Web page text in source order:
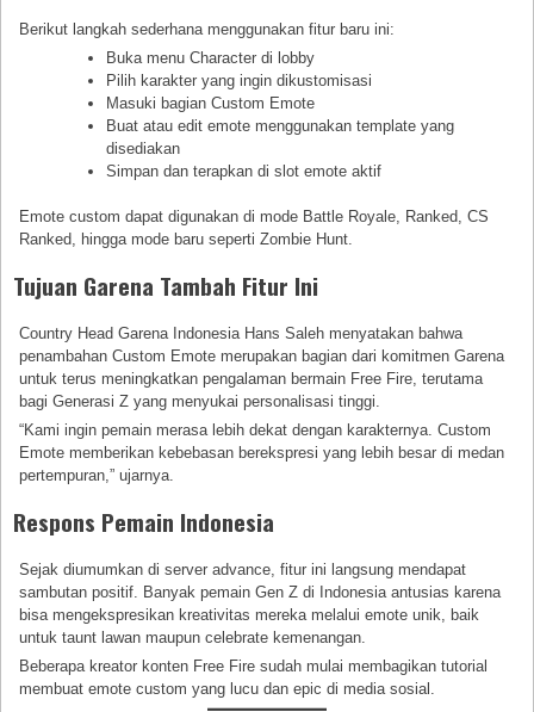
Berikut langkah sederhana menggunakan fitur baru ini:
Buka menu Character di lobby
Pilih karakter yang ingin dikustomisasi
Masuki bagian Custom Emote
Buat atau edit emote menggunakan template yang
disediakan
Simpan dan terapkan di slot emote aktif
Emote custom dapat digunakan di mode Battle Royale, Ranked, CS
Ranked, hingga mode baru seperti Zombie Hunt.
Tujuan Garena Tambah Fitur Ini
Country Head Garena Indonesia Hans Saleh menyatakan bahwa
penambahan Custom Emote merupakan bagian dari komitmen Garena
untuk terus meningkatkan pengalaman bermain Free Fire, terutama
bagi Generasi Z yang menyukai personalisasi tinggi.
“Kami ingin pemain merasa lebih dekat dengan karakternya. Custom
Emote memberikan kebebasan berekspresi yang lebih besar di medan
pertempuran,” ujarnya.
Respons Pemain Indonesia
Sejak diumumkan di server advance, fitur ini langsung mendapat
sambutan positif. Banyak pemain Gen Z di Indonesia antusias karena
bisa mengekspresikan kreativitas mereka melalui emote unik, baik
untuk taunt lawan maupun celebrate kemenangan.
Beberapa kreator konten Free Fire sudah mulai membagikan tutorial
membuat emote custom yang lucu dan epic di media sosial.